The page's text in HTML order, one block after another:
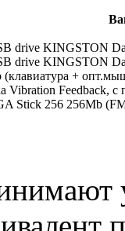
drive KINGSTON
drive KINGSTON
(клавиатура +
Vibration Feedback, с
Stick 256 256Mb